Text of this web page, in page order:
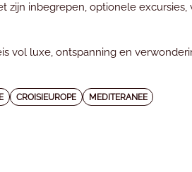
zijn inbegrepen, optionele
vol luxe, ontspanning en
CROISIEUROPE MEDITERANEE